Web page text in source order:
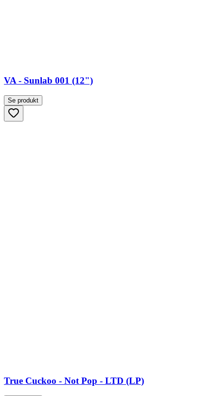
VA - Sunlab 001 (12")
Se produkt
True Cuckoo - Not Pop - LTD (LP)